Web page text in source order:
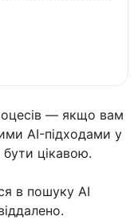
— якщо вам
AI-підходами у
цікавою.
в пошуку AI